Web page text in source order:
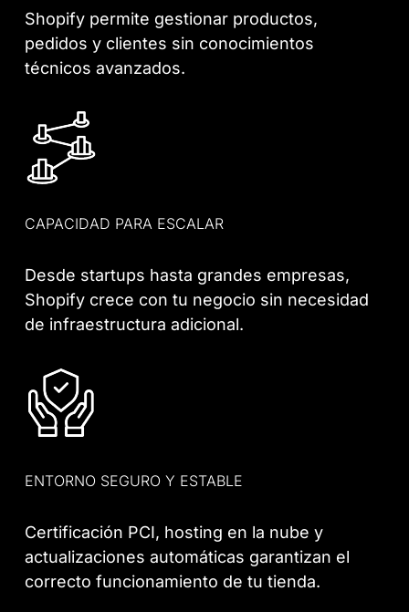
Shopify permite gestionar productos,
pedidos y clientes sin conocimientos
técnicos avanzados.
CAPACIDAD PARA ESCALAR
Desde startups hasta grandes empresas,
Shopify crece con tu negocio sin necesidad
de infraestructura adicional.
ENTORNO SEGURO Y ESTABLE
Certificación PCI, hosting en la nube y
actualizaciones automáticas garantizan el
correcto funcionamiento de tu tienda.